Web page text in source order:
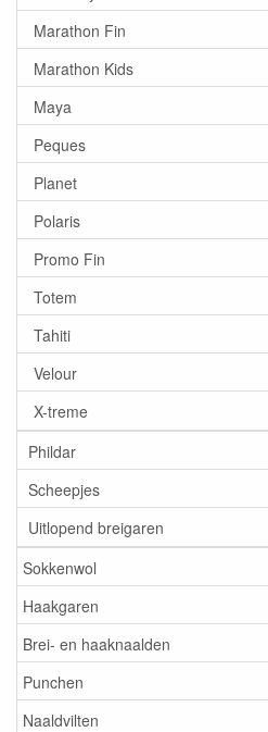
Marathon Fin
Marathon Kids
Maya
Peques
Planet
Polaris
Promo Fin
Totem
Tahiti
Velour
X-treme
Phildar
Scheepjes
Uitlopend breigaren
Sokkenwol
Haakgaren
Brei- en haaknaalden
Punchen
Naaldvilten